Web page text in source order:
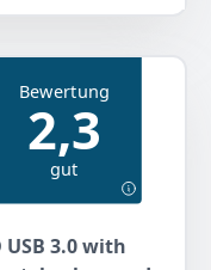
Ihr NAS-System
Gewissheit, dass
können.
Western
Herstellern
umfassende Tests
mit den
Bewertung
2,3
gut
USB 3.0 with